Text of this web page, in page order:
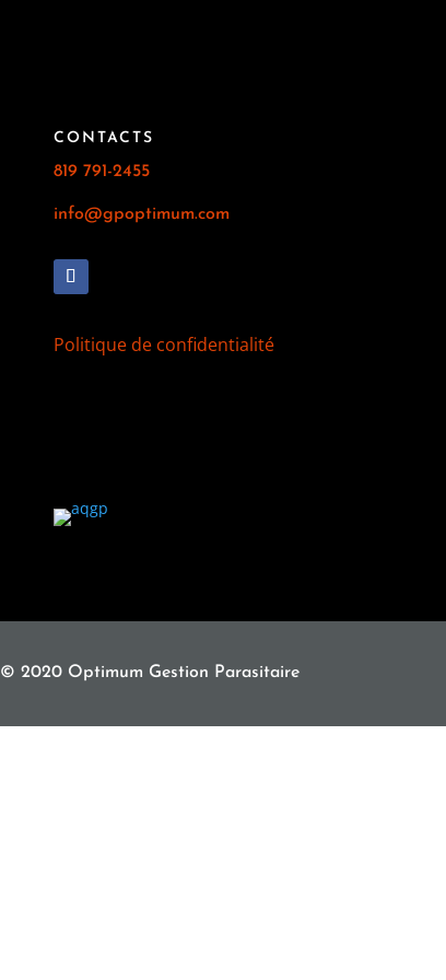
CONTACTS
819 791-2455
info@gpoptimum.com
Politique de confidentialité
© 2020 Optimum Gestion Parasitaire